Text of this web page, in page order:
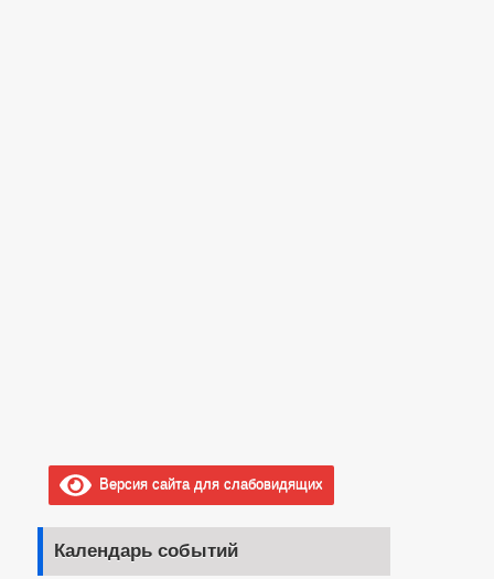
Версия сайта для слабовидящих
Календарь событий